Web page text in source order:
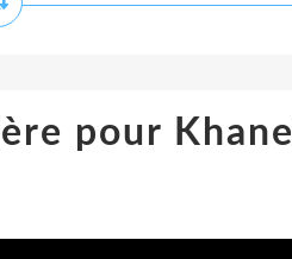
pour Khanel